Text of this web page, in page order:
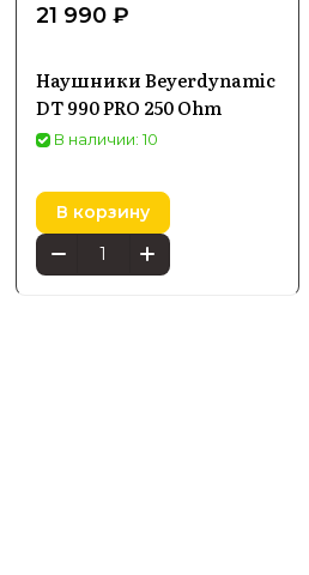
21 990 ₽
Наушники Beyerdynamic
DT 990 PRO 250 Ohm
В наличии: 10
В корзину